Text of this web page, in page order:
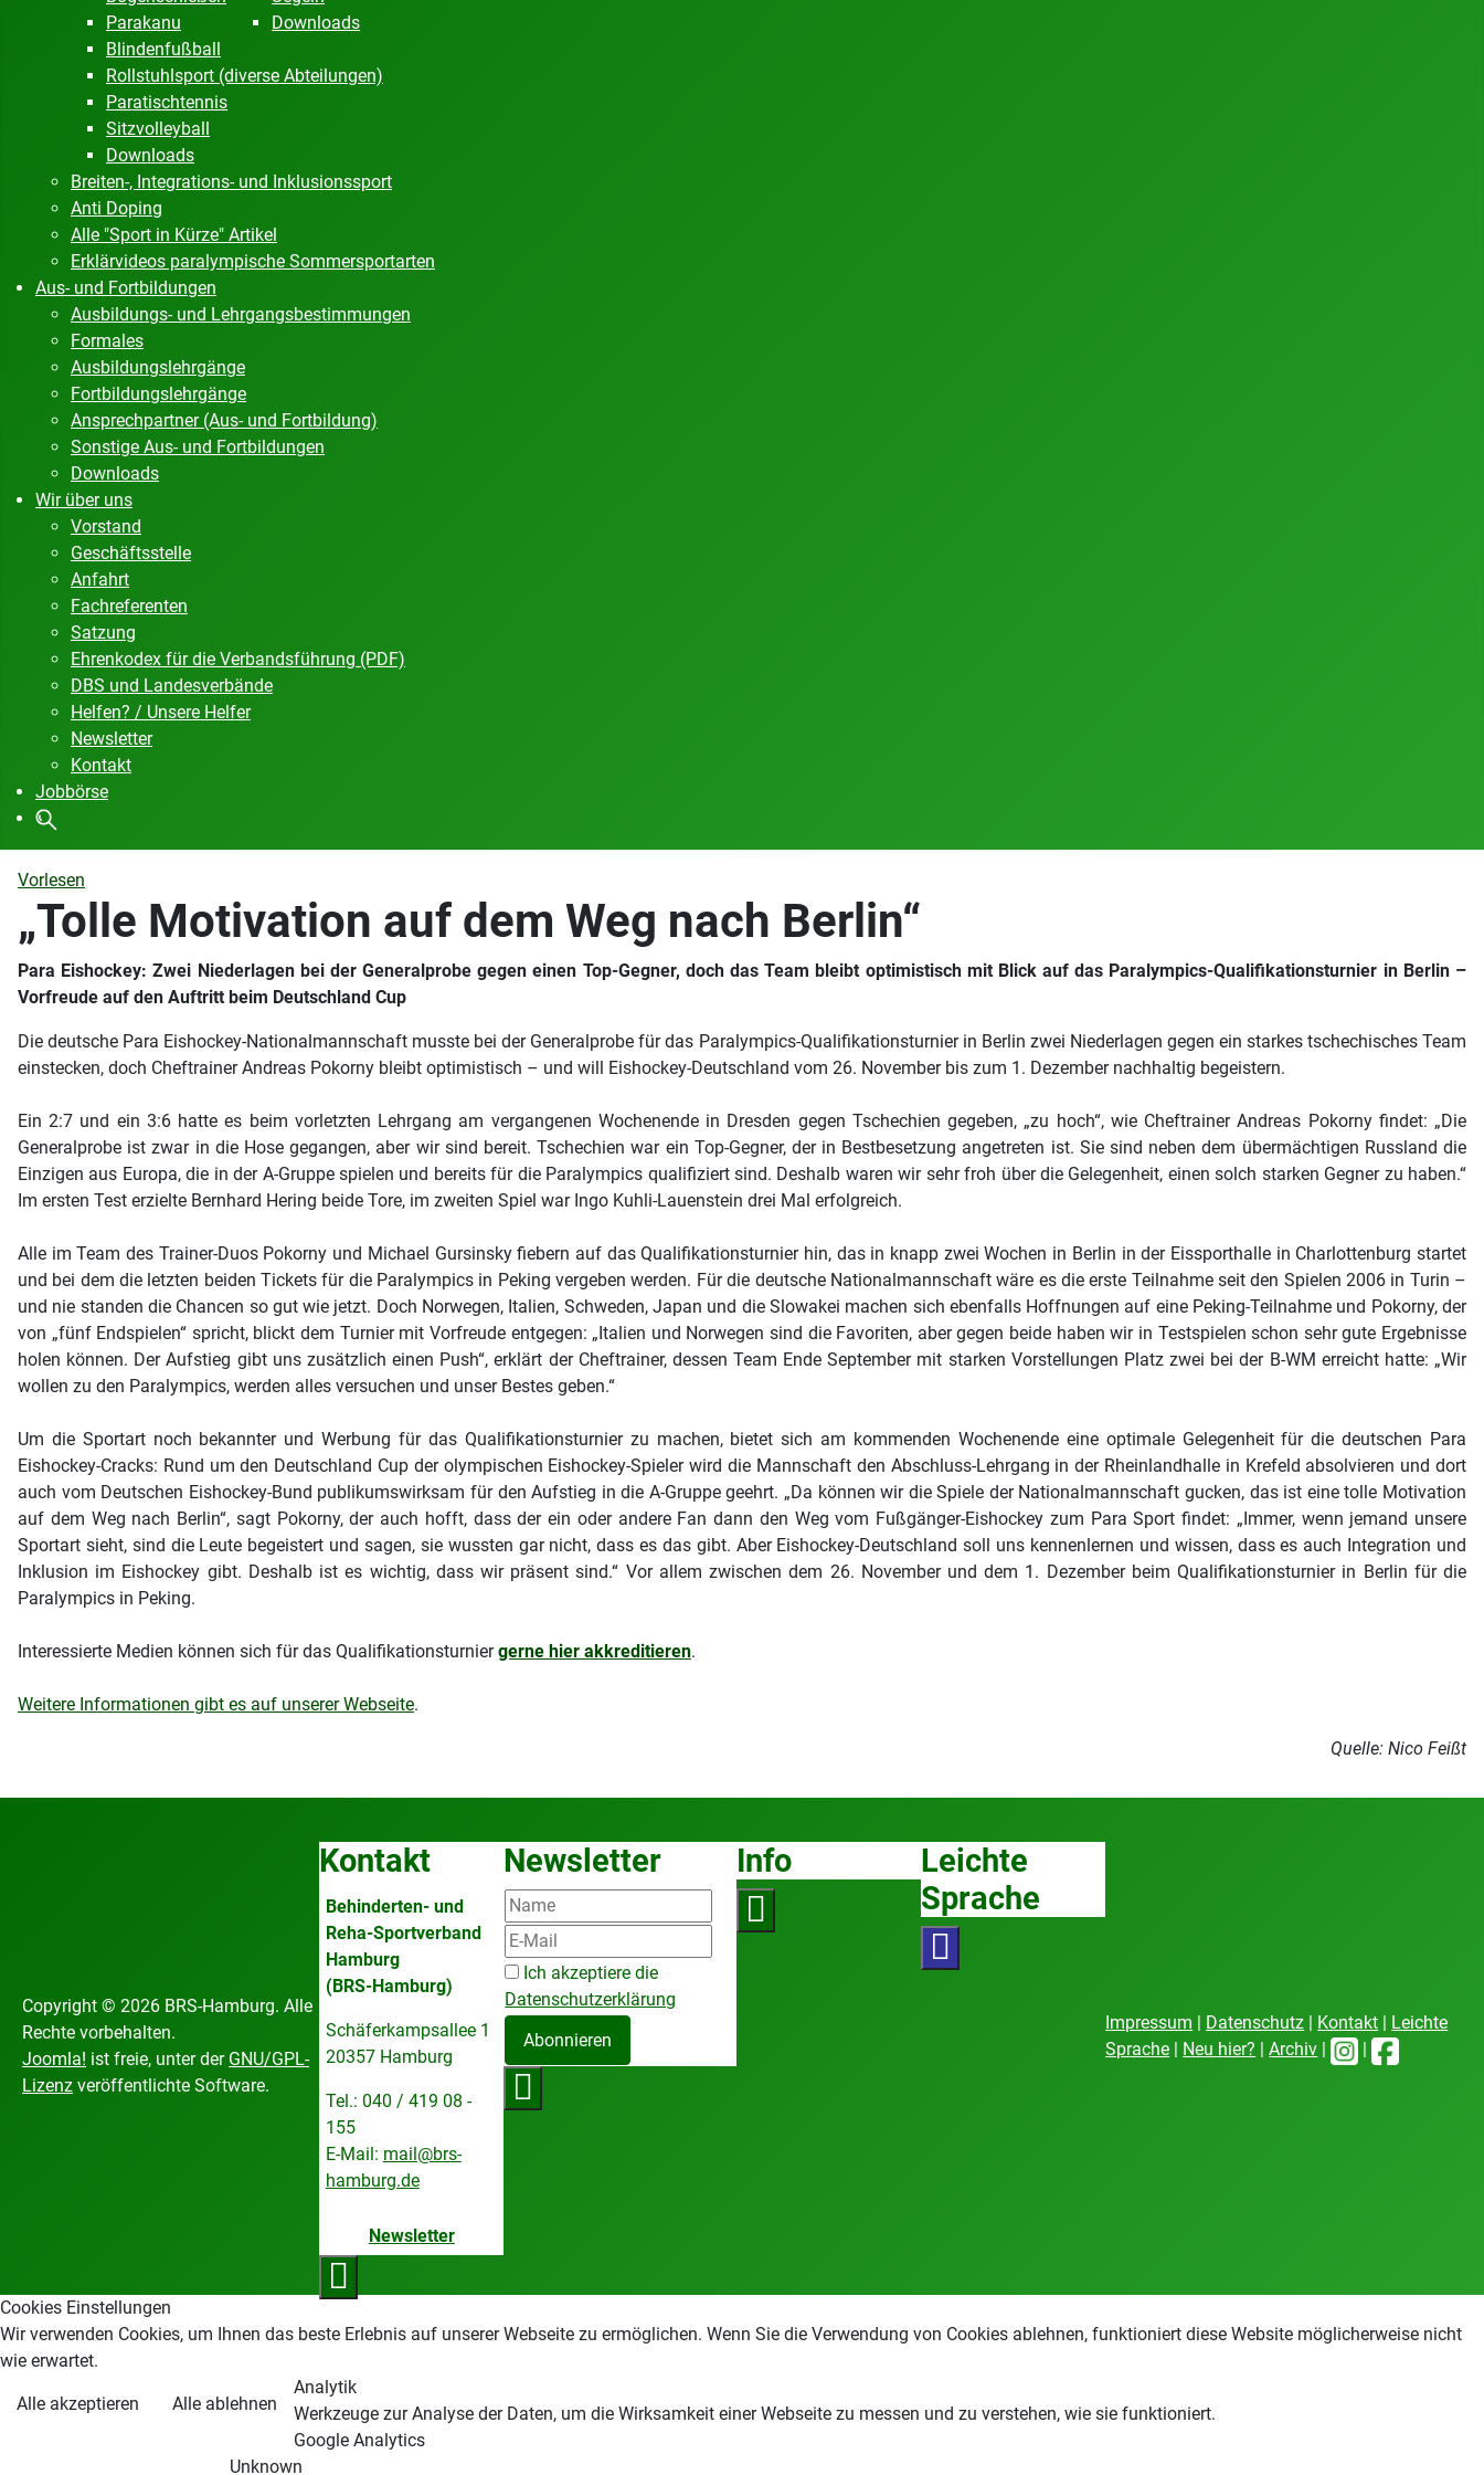
Parakanu
Downloads
Blindenfußball
Rollstuhlsport (diverse Abteilungen)
Paratischtennis
Sitzvolleyball
Downloads
Breiten-, Integrations- und Inklusionssport
Anti Doping
Alle "Sport in Kürze" Artikel
Erklärvideos paralympische Sommersportarten
Aus- und Fortbildungen
Ausbildungs- und Lehrgangsbestimmungen
Formales
Ausbildungslehrgänge
Fortbildungslehrgänge
Ansprechpartner (Aus- und Fortbildung)
Sonstige Aus- und Fortbildungen
Downloads
Wir über uns
Vorstand
Geschäftsstelle
Anfahrt
Fachreferenten
Satzung
Ehrenkodex für die Verbandsführung (PDF)
DBS und Landesverbände
Helfen? / Unsere Helfer
Newsletter
Kontakt
Jobbörse
Vorlesen
„Tolle Motivation auf dem Weg nach Berlin“
Para Eishockey: Zwei Niederlagen bei der Generalprobe gegen einen Top-Gegner, doch das Team bleibt optimistisch mit Blick auf das Paralympics-Qualifikationsturnier in Berlin –
Vorfreude auf den Auftritt beim Deutschland Cup
Die deutsche Para Eishockey-Nationalmannschaft musste bei der Generalprobe für das Paralympics-Qualifikationsturnier in Berlin zwei Niederlagen gegen ein starkes tschechisches Team
einstecken, doch Cheftrainer Andreas Pokorny bleibt optimistisch – und will Eishockey-Deutschland vom 26. November bis zum 1. Dezember nachhaltig begeistern.
Ein 2:7 und ein 3:6 hatte es beim vorletzten Lehrgang am vergangenen Wochenende in Dresden gegen Tschechien gegeben, „zu hoch“, wie Cheftrainer Andreas Pokorny findet: „Die
Generalprobe ist zwar in die Hose gegangen, aber wir sind bereit. Tschechien war ein Top-Gegner, der in Bestbesetzung angetreten ist. Sie sind neben dem übermächtigen Russland die
Einzigen aus Europa, die in der A-Gruppe spielen und bereits für die Paralympics qualifiziert sind. Deshalb waren wir sehr froh über die Gelegenheit, einen solch starken Gegner zu haben.“
Im ersten Test erzielte Bernhard Hering beide Tore, im zweiten Spiel war Ingo Kuhli-Lauenstein drei Mal erfolgreich.
Alle im Team des Trainer-Duos Pokorny und Michael Gursinsky fiebern auf das Qualifikationsturnier hin, das in knapp zwei Wochen in Berlin in der Eissporthalle in Charlottenburg startet
und bei dem die letzten beiden Tickets für die Paralympics in Peking vergeben werden. Für die deutsche Nationalmannschaft wäre es die erste Teilnahme seit den Spielen 2006 in Turin –
und nie standen die Chancen so gut wie jetzt. Doch Norwegen, Italien, Schweden, Japan und die Slowakei machen sich ebenfalls Hoffnungen auf eine Peking-Teilnahme und Pokorny, der
von „fünf Endspielen“ spricht, blickt dem Turnier mit Vorfreude entgegen: „Italien und Norwegen sind die Favoriten, aber gegen beide haben wir in Testspielen schon sehr gute Ergebnisse
holen können. Der Aufstieg gibt uns zusätzlich einen Push“, erklärt der Cheftrainer, dessen Team Ende September mit starken Vorstellungen Platz zwei bei der B-WM erreicht hatte: „Wir
wollen zu den Paralympics, werden alles versuchen und unser Bestes geben.“
Um die Sportart noch bekannter und Werbung für das Qualifikationsturnier zu machen, bietet sich am kommenden Wochenende eine optimale Gelegenheit für die deutschen Para
Eishockey-Cracks: Rund um den Deutschland Cup der olympischen Eishockey-Spieler wird die Mannschaft den Abschluss-Lehrgang in der Rheinlandhalle in Krefeld absolvieren und dort
auch vom Deutschen Eishockey-Bund publikumswirksam für den Aufstieg in die A-Gruppe geehrt. „Da können wir die Spiele der Nationalmannschaft gucken, das ist eine tolle Motivation
auf dem Weg nach Berlin“, sagt Pokorny, der auch hofft, dass der ein oder andere Fan dann den Weg vom Fußgänger-Eishockey zum Para Sport findet: „Immer, wenn jemand unsere
Sportart sieht, sind die Leute begeistert und sagen, sie wussten gar nicht, dass es das gibt. Aber Eishockey-Deutschland soll uns kennenlernen und wissen, dass es auch Integration und
Inklusion im Eishockey gibt. Deshalb ist es wichtig, dass wir präsent sind.“ Vor allem zwischen dem 26. November und dem 1. Dezember beim Qualifikationsturnier in Berlin für die
Paralympics in Peking.
Interessierte Medien können sich für das Qualifikationsturniergerne hier akkreditieren.
Weitere Informationen gibt es auf unserer Webseite.
Quelle: Nico Feißt
Copyright © 2026 BRS-Hamburg. Alle
Rechte vorbehalten.
Joomla! ist freie, unter der GNU/GPL-
Lizenz veröffentlichte Software.
Kontakt
Behinderten- und
Reha-Sportverband
Hamburg
(BRS-Hamburg)
Schäferkampsallee 1
20357 Hamburg
Tel.: 040 / 419 08 -
155
E-Mail: mail@brs-
hamburg.de
Newsletter
Newsletter
Ich akzeptiere die
Datenschutzerklärung
Abonnieren
Info
Leichte
Sprache
Impressum Datenschutz Kontakt
Leichte
Sprache
Neu hier? |Archiv
Cookies Einstellungen
Wir verwenden Cookies, um Ihnen das beste Erlebnis auf unserer Webseite zu ermöglichen. Wenn Sie die Verwendung von Cookies ablehnen, funktioniert diese Website möglicherweise nicht
wie erwartet.
Alle akzeptieren Alle ablehnen
Analytik
Werkzeuge zur Analyse der Daten, um die Wirksamkeit einer Webseite zu messen und zu verstehen, wie sie funktioniert.
Google Analytics
Unknown